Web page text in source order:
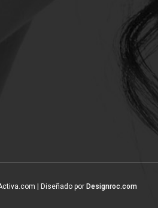
| Diseñado por Designroc.com